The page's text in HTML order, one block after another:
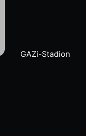
GAZi-Stadion